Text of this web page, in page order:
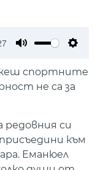
спортните
не са за
редовния си
към
Еманюел